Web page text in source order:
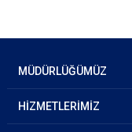
MÜDÜRLÜĞÜMÜZ
HİZMETLERİMİZ